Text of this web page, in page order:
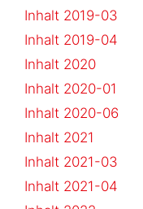
Inhalt 2019-03
Inhalt 2019-04
Inhalt 2020
Inhalt 2020-01
Inhalt 2020-06
Inhalt 2021
Inhalt 2021-03
Inhalt 2021-04